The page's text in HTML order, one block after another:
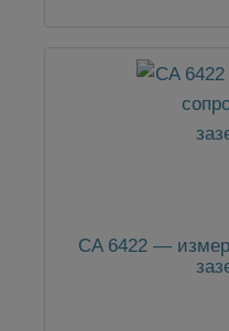
CA 6422 —